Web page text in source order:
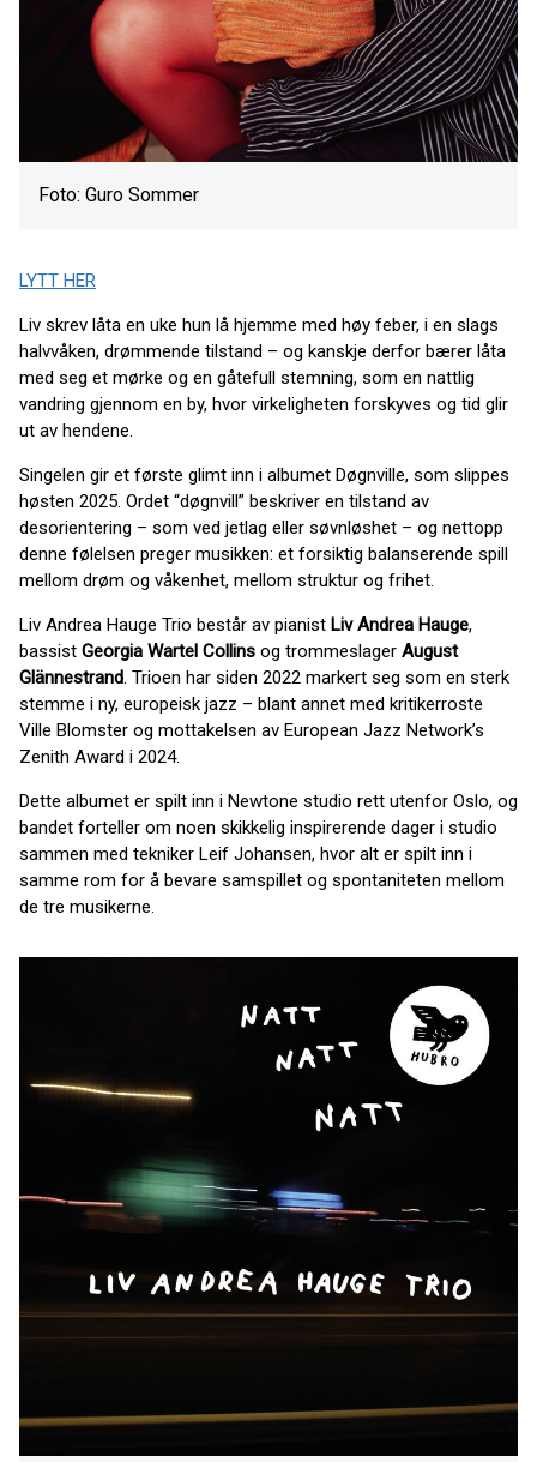
Foto: Guro Sommer
LYTT HER
Liv skrev låta en uke hun lå hjemme med høy feber, i en slags
halvvåken, drømmende tilstand – og kanskje derfor bærer låta
med seg et mørke og en gåtefull stemning, som en nattlig
vandring gjennom en by, hvor virkeligheten forskyves og tid glir
ut av hendene.
Singelen gir et første glimt inn i albumet Døgnville, som slippes
høsten 2025. Ordet “døgnvill” beskriver en tilstand av
desorientering – som ved jetlag eller søvnløshet – og nettopp
denne følelsen preger musikken: et forsiktig balanserende spill
mellom drøm og våkenhet, mellom struktur og frihet.
Liv Andrea Hauge Trio består av pianist Liv Andrea Hauge,
bassist Georgia Wartel Collins og trommeslager August
Glännestrand. Trioen har siden 2022 markert seg som en sterk
stemme i ny, europeisk jazz – blant annet med kritikerroste
Ville Blomster og mottakelsen av European Jazz Network’s
Zenith Award i 2024.
Dette albumet er spilt inn i Newtone studio rett utenfor Oslo, og
bandet forteller om noen skikkelig inspirerende dager i studio
sammen med tekniker Leif Johansen, hvor alt er spilt inn i
samme rom for å bevare samspillet og spontaniteten mellom
de tre musikerne.